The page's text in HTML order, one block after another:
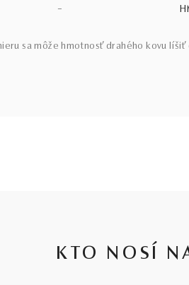
–
sa môže hmotnosť drahého kovu líšiť
KTO NOSÍ